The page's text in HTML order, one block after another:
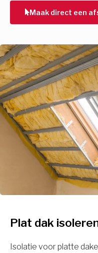
Maak direct een
Plat dak
Isolatie voor platte